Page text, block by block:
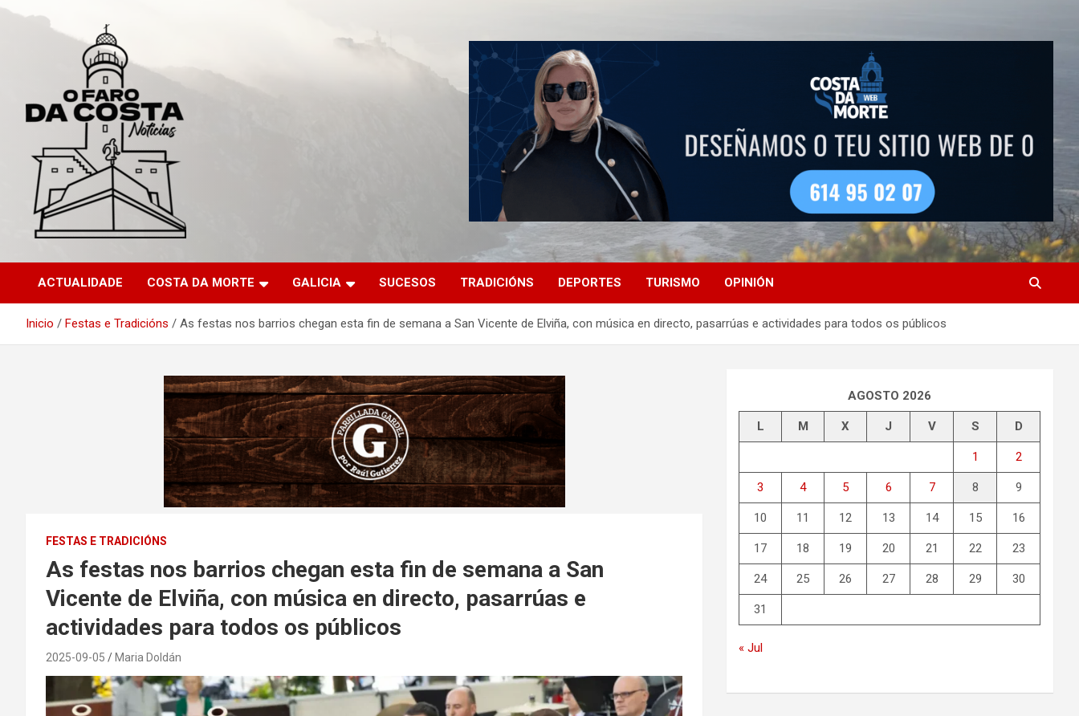
Saltar
ACTUALIDADE COSTA DA MORTE GALICIA SUCESOS TRADICIÓNS DEPORTES TURISMO OPINIÓN
Inicio Festas e Tradicións As festas nos barrios chegan esta fin de semana a San Vicente de Elviña, con música en directo, pasarrúas e actividades para todos os públicos
FESTAS E TRADICIÓNS
As festas nos barrios chegan esta fin de semana a San
Vicente de Elviña, con música en directo, pasarrúas e
actividades para todos os públicos
2025-09-05 Maria Doldán
AGOSTO 2026
L M X J V S D
1 2
3 4 5 6 7 8 9
10 11 12 13 14 15 16
17 18 19 20 21 22 23
24 25 26 27 28 29 30
31
« Jul